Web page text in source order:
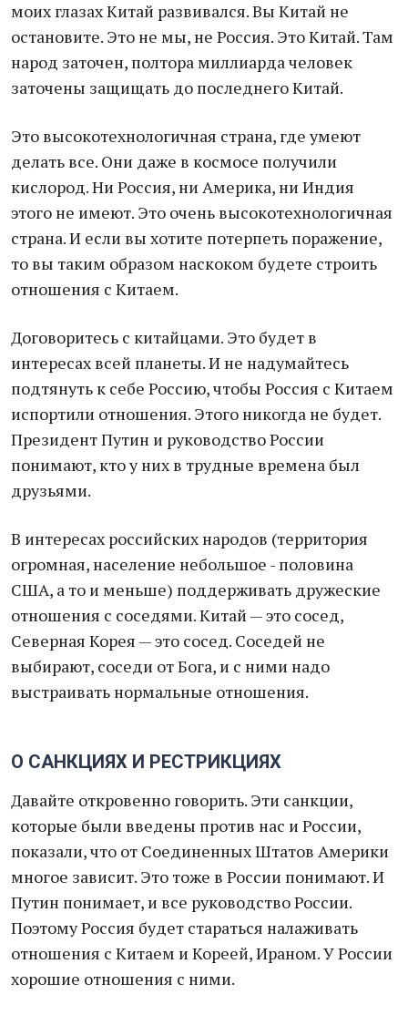
моих глазах Китай развивался. Вы Китай не
остановите. Это не мы, не Россия. Это Китай. Там
народ заточен, полтора миллиарда человек
заточены защищать до последнего Китай.
Это высокотехнологичная страна, где умеют
делать все. Они даже в космосе получили
кислород. Ни Россия, ни Америка, ни Индия
этого не имеют. Это очень высокотехнологичная
страна. И если вы хотите потерпеть поражение,
то вы таким образом наскоком будете строить
отношения с Китаем.
Договоритесь с китайцами. Это будет в
интересах всей планеты. И не надумайтесь
подтянуть к себе Россию, чтобы Россия с Китаем
испортили отношения. Этого никогда не будет.
Президент Путин и руководство России
понимают, кто у них в трудные времена был
друзьями.
В интересах российских народов (территория
огромная, население небольшое - половина
США, а то и меньше) поддерживать дружеские
отношения с соседями. Китай — это сосед,
Северная Корея — это сосед. Соседей не
выбирают, соседи от Бога, и с ними надо
выстраивать нормальные отношения.
О САНКЦИЯХ И РЕСТРИКЦИЯХ
Давайте откровенно говорить. Эти санкции,
которые были введены против нас и России,
показали, что от Соединенных Штатов Америки
многое зависит. Это тоже в России понимают. И
Путин понимает, и все руководство России.
Поэтому Россия будет стараться налаживать
отношения с Китаем и Кореей, Ираном. У России
хорошие отношения с ними.